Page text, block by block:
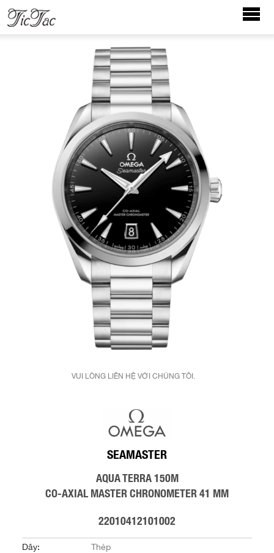
VUI LÒNG LIÊN HỆ VỚI CHÚNG TÔI.
SEAMASTER
AQUA TERRA 150M
CO‑AXIAL MASTER CHRONOMETER 41 MM
22010412101002
Dây:
Thép